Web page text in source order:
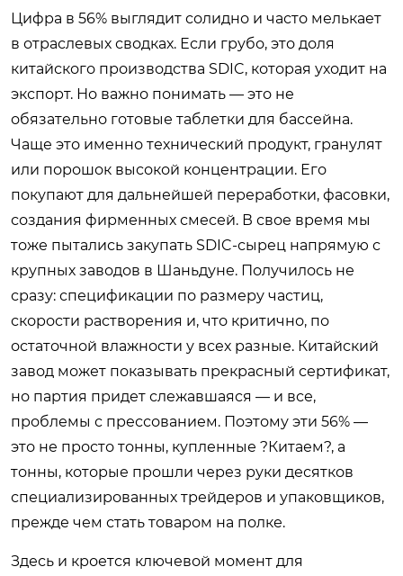
Цифра в 56% выглядит солидно и часто мелькает
в отраслевых сводках. Если грубо, это доля
китайского производства SDIC, которая уходит на
экспорт. Но важно понимать — это не
обязательно готовые таблетки для бассейна.
Чаще это именно технический продукт, гранулят
или порошок высокой концентрации. Его
покупают для дальнейшей переработки, фасовки,
создания фирменных смесей. В свое время мы
тоже пытались закупать SDIC-сырец напрямую с
крупных заводов в Шаньдуне. Получилось не
сразу: спецификации по размеру частиц,
скорости растворения и, что критично, по
остаточной влажности у всех разные. Китайский
завод может показывать прекрасный сертификат,
но партия придет слежавшаяся — и все,
проблемы с прессованием. Поэтому эти 56% —
это не просто тонны, купленные ?Китаем?, а
тонны, которые прошли через руки десятков
специализированных трейдеров и упаковщиков,
прежде чем стать товаром на полке.
Здесь и кроется ключевой момент для